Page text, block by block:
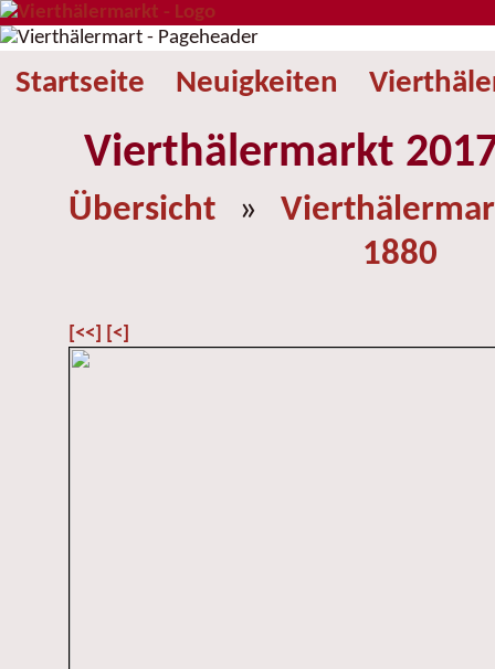
Startseite Neuigkeiten
Vierthälermarkt
Übersicht »
1880
[<<] [<]